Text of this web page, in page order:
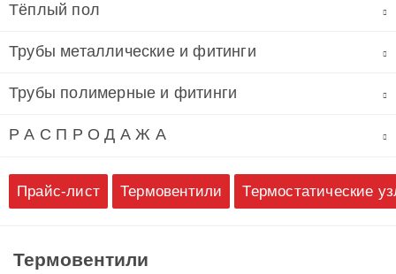
Прайс-лист Термовентили Термостатические
Тёплый пол
Трубы металлические и фитинги
Трубы полимерные и фитинги
Р А С П Р О Д А Ж А
Термовентили